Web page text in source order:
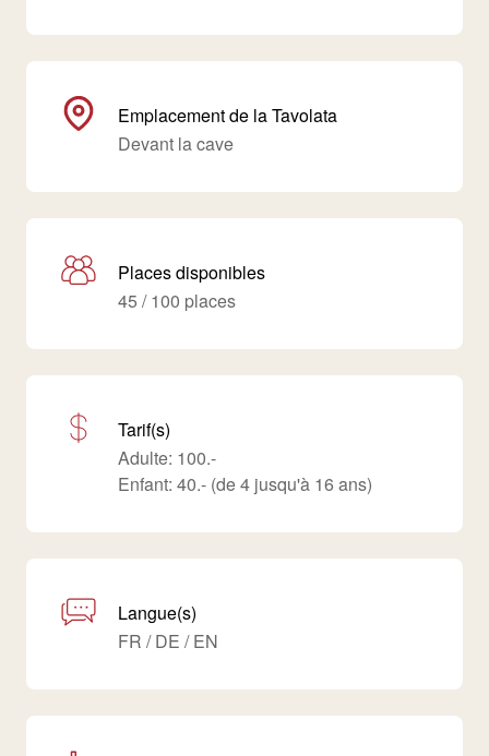
Emplacement de la Tavolata
Devant la cave
Places disponibles
45 / 100 places
Tarif(s)
Adulte: 100.-
Enfant: 40.- (de 4 jusqu'à 16 ans)
Langue(s)
FR / DE / EN